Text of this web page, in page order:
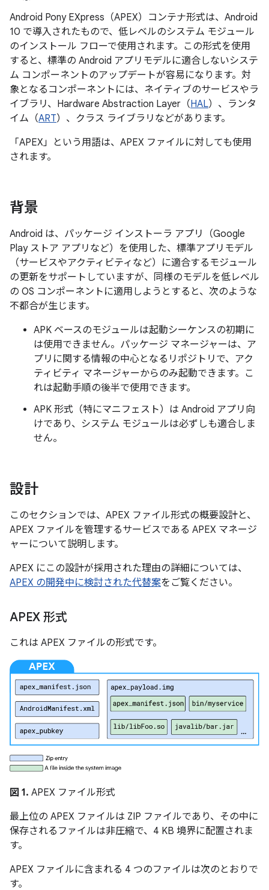
Android Pony EXpress（APEX）コンテナ形式は、Android
10 で導入されたもので、低レベルのシステム モジュール
のインストール フローで使用されます。この形式を使用
すると、標準の Android アプリモデルに適合しないシステ
ム コンポーネントのアップデートが容易になります。対
象となるコンポーネントには、ネイティブのサービスやラ
イブラリ、Hardware Abstraction Layer（HAL）、ランタ
イム（ART）、クラス ライブラリなどがあります。
「APEX」という用語は、APEX ファイルに対しても使用
されます。
背景
Android は、パッケージ インストーラ アプリ（Google
Play ストア アプリなど）を使用した、標準アプリモデル
（サービスやアクティビティなど）に適合するモジュール
の更新をサポートしていますが、同様のモデルを低レベル
の OS コンポーネントに適用しようとすると、次のような
不都合が生じます。
APK ベースのモジュールは起動シーケンスの初期に
は使用できません。パッケージ マネージャーは、ア
プリに関する情報の中心となるリポジトリで、アク
ティビティ マネージャーからのみ起動できます。こ
れは起動手順の後半で使用できます。
APK 形式（特にマニフェスト）は Android アプリ向
けであり、システム モジュールは必ずしも適合しま
せん。
設計
このセクションでは、APEX ファイル形式の概要設計と、
APEX ファイルを管理するサービスである APEX マネージ
ャーについて説明します。
APEX にこの設計が採用された理由の詳細については、
APEX の開発中に検討された代替案をご覧ください。
APEX 形式
これは APEX ファイルの形式です。
図 1. APEX ファイル形式
最上位の APEX ファイルは ZIP ファイルであり、その中に
保存されるファイルは非圧縮で、4 KB 境界に配置されま
す。
APEX ファイルに含まれる 4 つのファイルは次のとおりで
す。